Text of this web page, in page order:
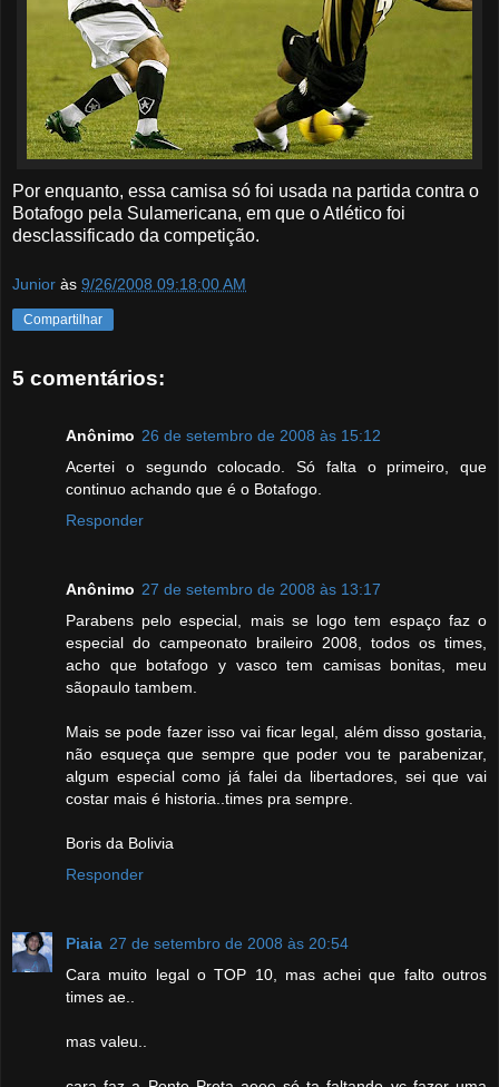
Por enquanto, essa camisa só foi usada na partida contra o
Botafogo pela Sulamericana, em que o Atlético foi
desclassificado da competição.
Junior às 9/26/2008 09:18:00 AM
Compartilhar
5 comentários:
Anônimo 26 de setembro de 2008 às 15:12
Acertei o segundo colocado. Só falta o primeiro, que
continuo achando que é o Botafogo.
Responder
Anônimo 27 de setembro de 2008 às 13:17
Parabens pelo especial, mais se logo tem espaço faz o
especial do campeonato braileiro 2008, todos os times,
acho que botafogo y vasco tem camisas bonitas, meu
sãopaulo tambem.
Mais se pode fazer isso vai ficar legal, além disso gostaria,
não esqueça que sempre que poder vou te parabenizar,
algum especial como já falei da libertadores, sei que vai
costar mais é historia..times pra sempre.
Boris da Bolivia
Responder
Piaia 27 de setembro de 2008 às 20:54
Cara muito legal o TOP 10, mas achei que falto outros
times ae..
mas valeu..